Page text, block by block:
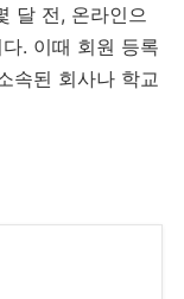
달 전, 온라인으
. 이때 회원 등록
속된 회사나 학교